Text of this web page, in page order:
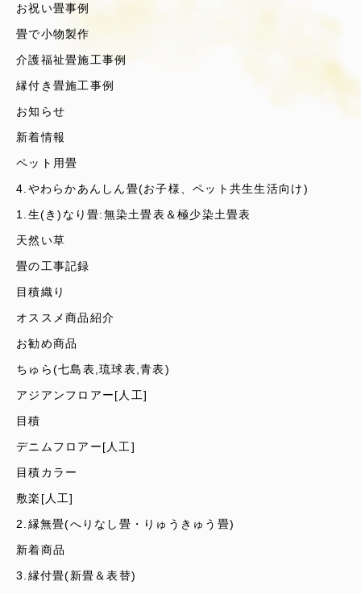
お祝い畳事例
畳で小物製作
介護福祉畳施工事例
縁付き畳施工事例
お知らせ
新着情報
ペット用畳
4.やわらかあんしん畳(お子様、ペット共生生活向け)
1.生(き)なり畳:無染土畳表＆極少染土畳表
天然い草
畳の工事記録
目積織り
オススメ商品紹介
お勧め商品
ちゅら(七島表,琉球表,青表)
アジアンフロアー[人工]
目積
デニムフロアー[人工]
目積カラー
敷楽[人工]
2.縁無畳(へりなし畳・りゅうきゅう畳)
新着商品
3.縁付畳(新畳＆表替)